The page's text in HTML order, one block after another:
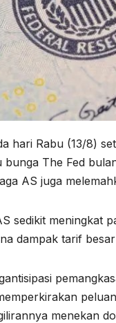
hari Rabu (13/8)
bunga The Fed
AS juga
sedikit meningkat
dampak tarif
menekan